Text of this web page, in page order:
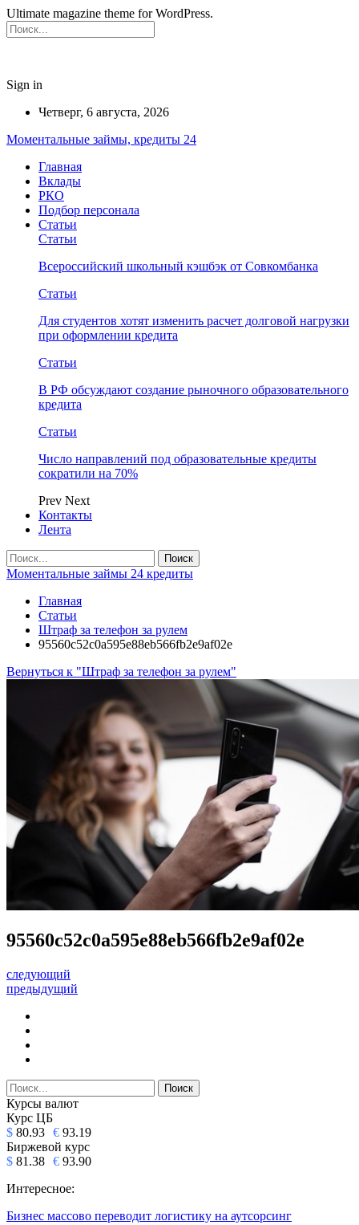
Ultimate magazine theme for WordPress.
Sign in
Четверг, 6 августа, 2026
Моментальные займы, кредиты 24
Главная
Вклады
РКО
Подбор персонала
Статьи
Статьи
Всероссийский школьный кэшбэк от Совкомбанка
Статьи
Для студентов хотят изменить расчет долговой нагрузки
при оформлении кредита
Статьи
В РФ обсуждают создание рыночного образовательного
кредита
Статьи
Число направлений под образовательные кредиты
сократили на 70%
Prev Next
Контакты
Лента
Моментальные займы 24 кредиты
Главная
Статьи
Штраф за телефон за рулем
95560c52c0a595e88eb566fb2e9af02e
Вернуться к "Штраф за телефон за рулем"
95560c52c0a595e88eb566fb2e9af02e
следующий
предыдущий
Курсы валют
Курс ЦБ
$ 80.93 € 93.19
Биржевой курс
$ 81.38 € 93.90
Интересное:
Бизнес массово переводит логистику на аутсорсинг